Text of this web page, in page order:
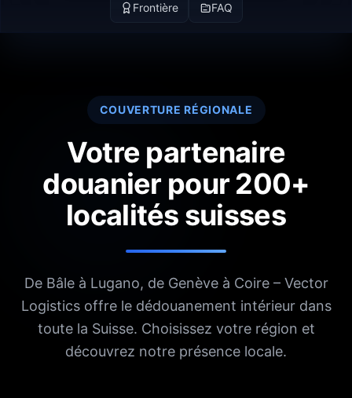
Frontière FAQ
COUVERTURE RÉGIONALE
Votre partenaire
douanier pour 200+
localités suisses
De Bâle à Lugano, de Genève à Coire – Vector
Logistics offre le dédouanement intérieur dans
toute la Suisse. Choisissez votre région et
découvrez notre présence locale.